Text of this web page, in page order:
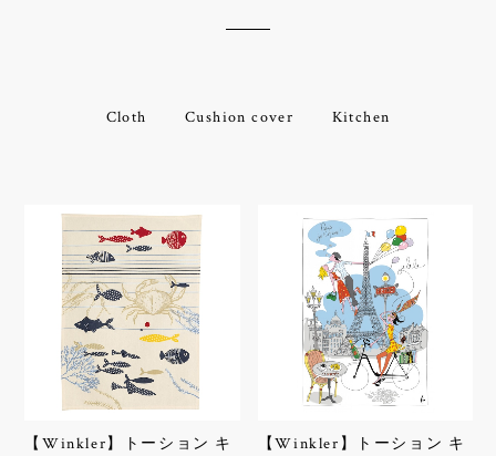
Cloth Cushion cover Kitchen
【Winkler】トーション キ
【Winkler】トーション キ